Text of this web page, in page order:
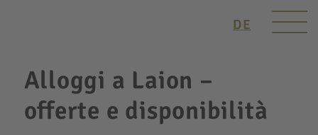
DE
Alloggi a Laion –
offerte e disponibilità